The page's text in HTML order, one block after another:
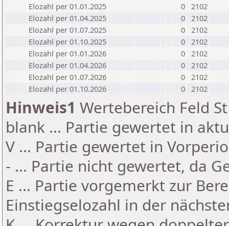
Elozahl per 01.01.2025
0 2102
Elozahl per 01.04.2025
0 2102
Elozahl per 01.07.2025
0 2102
Elozahl per 01.10.2025
0 2102
Elozahl per 01.01.2026
0 2102
Elozahl per 01.04.2026
0 2102
Elozahl per 01.07.2026
0 2102
Elozahl per 01.10.2026
0 2102
Hinweis1 Wertebereich Feld
blank ... Partie gewertet in
V ... Partie gewertet in
- ... Partie nicht gewertet, da
E ... Partie vorgemerkt zur
Einstiegselozahl in der